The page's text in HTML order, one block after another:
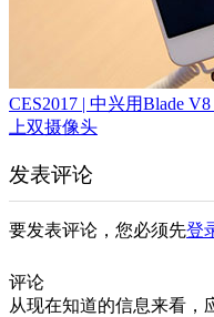
CES2017 | 中兴用Blade
上双摄像头
发表评论
要发表评论，您必须先登
评论
从现在知道的信息来看